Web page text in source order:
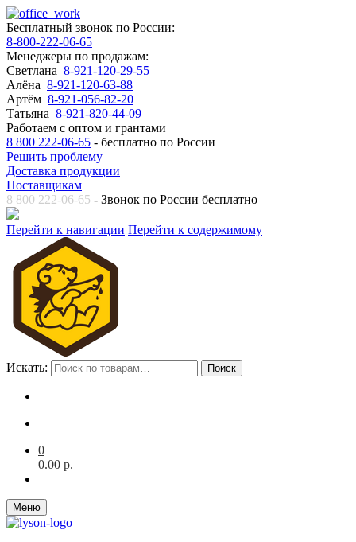
Бесплатный звонок по России:
8-800-222-06-65
Менеджеры по продажам:
Светлана 8-921-120-29-55
Алёна 8-921-120-63-88
Артём 8-921-056-82-20
Татьяна 8-921-820-44-09
Работаем с оптом и грантами
8 800 222-06-65 - бесплатно по России
Решить проблему
Доставка продукции
Поставщикам
8 800 222-06-65 - Звонок по России бесплатно
Перейти к навигации Перейти к содержимому
Искать: Поиск
0
0.00 р.
Меню